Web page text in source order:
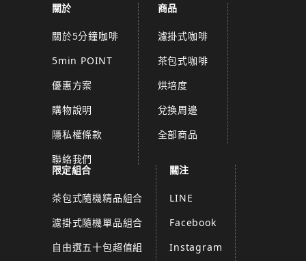
關於
關於5分鐘咖啡
5min POINT
優惠方案
購物說明
隱私權條款
聯絡我們
商品
濾掛式咖啡
茶包式咖啡
烘培度
兌換周邊
全部商品
限定組合
茶包式隨機精品組合
濾掛式隨機單品組合
自由選五十包超值組
關注
LINE
Facebook
Instagram